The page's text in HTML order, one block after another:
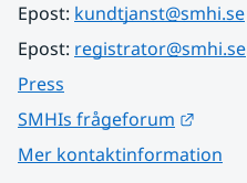
Epost: kundtjanst@smhi.se
Epost: registrator@smhi.se
Press
SMHIs frågeforum
Mer kontaktinformation